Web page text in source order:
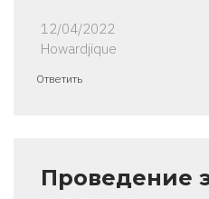
12/04/2022
Howardjique
Ответить
Проведение